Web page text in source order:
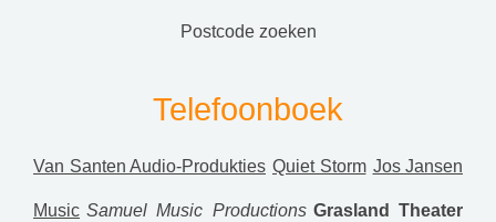
postcode zoeken
Telefoonboek
Van Santen Audio-Produkties Quiet Storm Jos Jansen
Music Samuel Music Productions Grasland Theater